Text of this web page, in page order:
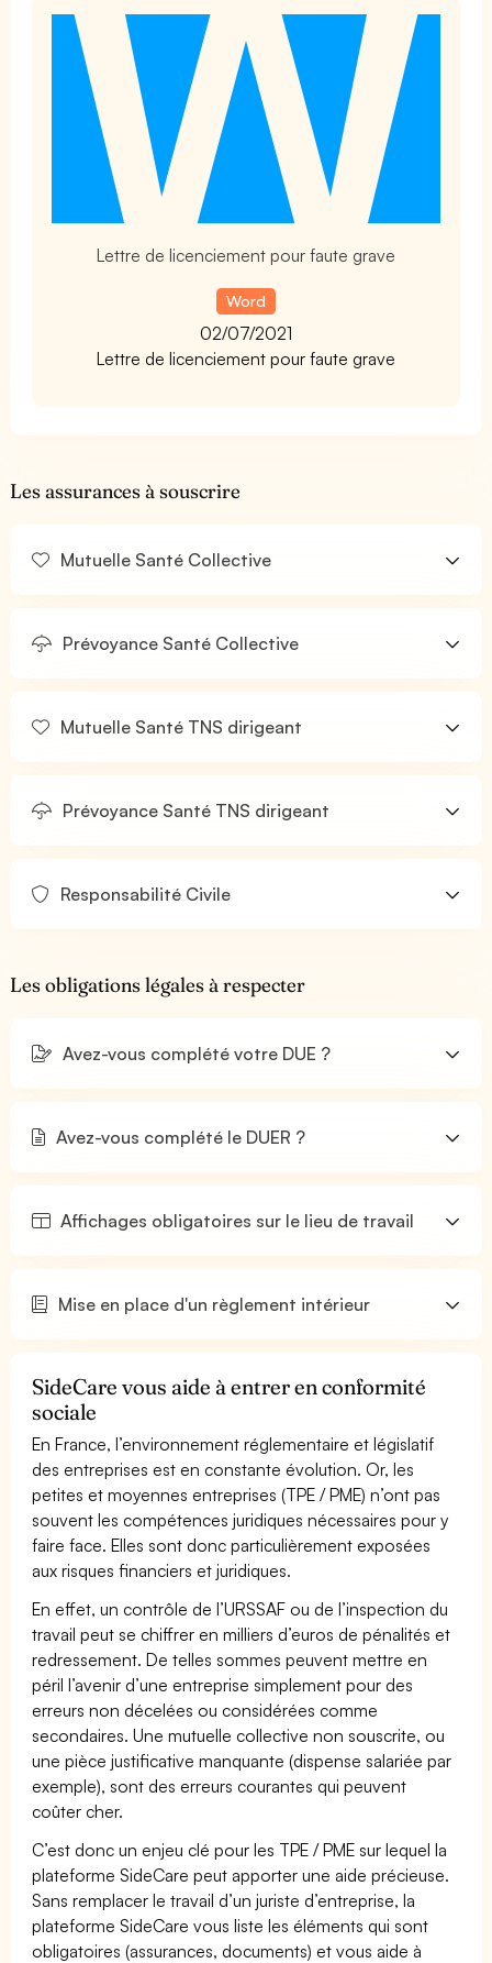
Lettre de licenciement pour faute grave
Word
02/07/2021
Lettre de licenciement pour faute grave
Les assurances à souscrire
Mutuelle Santé Collective
Prévoyance Santé Collective
Mutuelle Santé TNS dirigeant
Prévoyance Santé TNS dirigeant
Responsabilité Civile
Les obligations légales à respecter
Avez-vous complété votre DUE ?
Avez-vous complété le DUER ?
Affichages obligatoires sur le lieu de travail
Mise en place d'un règlement intérieur
SideCare vous aide à entrer en conformité
sociale
En France, l’environnement réglementaire et législatif
des entreprises est en constante évolution. Or, les
petites et moyennes entreprises (TPE / PME) n’ont pas
souvent les compétences juridiques nécessaires pour y
faire face. Elles sont donc particulièrement exposées
aux risques financiers et juridiques.
En effet, un contrôle de l’URSSAF ou de l’inspection du
travail peut se chiffrer en milliers d’euros de pénalités et
redressement. De telles sommes peuvent mettre en
péril l’avenir d’une entreprise simplement pour des
erreurs non décelées ou considérées comme
secondaires. Une mutuelle collective non souscrite, ou
une pièce justificative manquante (dispense salariée par
exemple), sont des erreurs courantes qui peuvent
coûter cher.
C’est donc un enjeu clé pour les TPE / PME sur lequel la
plateforme SideCare peut apporter une aide précieuse.
Sans remplacer le travail d’un juriste d’entreprise, la
plateforme SideCare vous liste les éléments qui sont
obligatoires (assurances, documents) et vous aide à